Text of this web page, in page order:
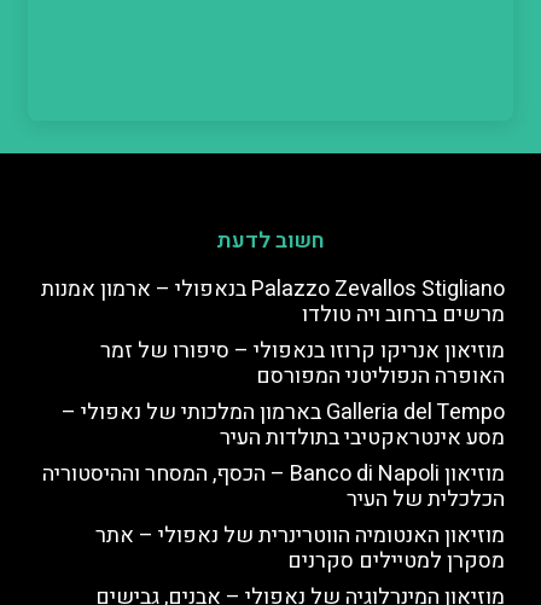
חשוב לדעת
Palazzo Zevallos Stigliano בנאפולי – ארמון אמנות
מרשים ברחוב ויה טולדו
מוזיאון אנריקו קרוזו בנאפולי – סיפורו של זמר
האופרה הנפוליטני המפורסם
Galleria del Tempo בארמון המלכותי של נאפולי –
מסע אינטראקטיבי בתולדות העיר
מוזיאון Banco di Napoli – הכסף, המסחר וההיסטוריה
הכלכלית של העיר
מוזיאון האנטומיה הווטרינרית של נאפולי – אתר
מסקרן למטיילים סקרנים
מוזיאון המינרלוגיה של נאפולי – אבנים, גבישים